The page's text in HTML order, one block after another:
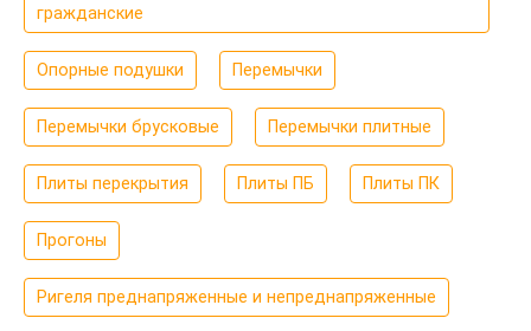
гражданские
Опорные подушки Перемычки
Перемычки брусковые Перемычки плитные
Плиты перекрытия Плиты ПБ Плиты ПК
Прогоны
Ригеля преднапряженные и непреднапряженные